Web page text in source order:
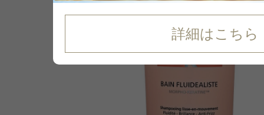
詳細はこちら